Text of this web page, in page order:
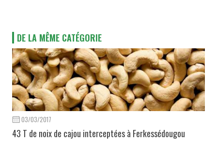
DE LA MÊME CATÉGORIE
03/03/2017
43 T de noix de cajou interceptées à Ferkessédougou